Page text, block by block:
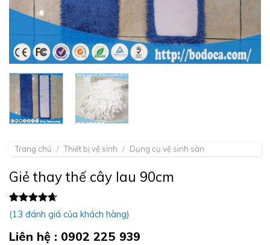
Trang chủ / Thiết bị vệ sinh / Dụng cụ vệ sinh sàn
Giẻ thay thế cây lau 90cm
4.62 trên
5 dựa trên
13
đánh giá
(13 đánh giá của khách hàng)
Liên hệ : 0902 225 939